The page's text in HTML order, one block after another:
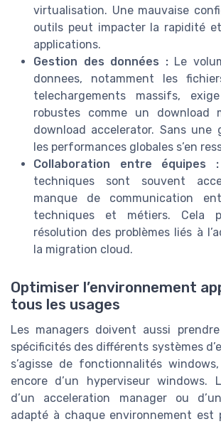
virtualisation. Une mauvaise
outils peut impacter la rapidité
applications.
Gestion des données :Le
donnees, notamment les
telechargements massifs,
robustes comme un download
download accelerator. Sans une
les performances globales s’en
Collaboration entre équipes :
techniques sont souvent
manque de communication
techniques et métiers. Cela
résolution des problèmes liés à
la migration cloud.
Optimiser l’environnement
tous les usages
Les managers doivent aussi
spécificités des différents systèmes
s’agisse de fonctionnalités
encore d’un hyperviseur windows.
d’un acceleration manager ou
adapté à chaque environnement est